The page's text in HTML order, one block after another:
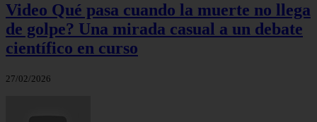
Video Qué pasa cuando la muerte no llega
de golpe? Una mirada casual a un debate
científico en curso
27/02/2026